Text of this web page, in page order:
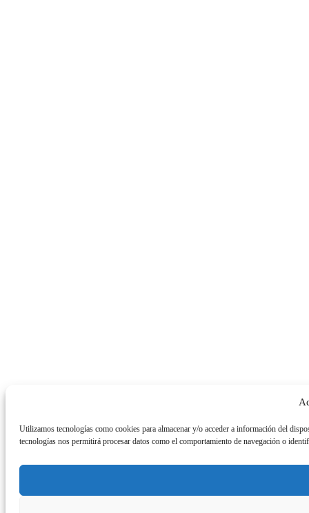
Utilizamos tecnologías como cookies para almacenar y/o acceder a información del
tecnologías nos permitirá procesar datos como el comportamiento de navegación o